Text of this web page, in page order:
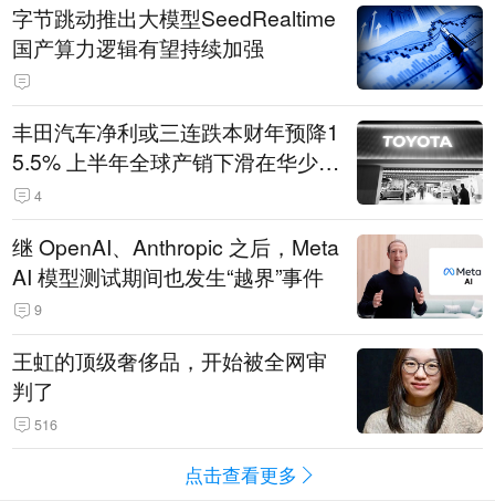
字节跳动推出大模型SeedRealtime
国产算力逻辑有望持续加强
丰田汽车净利或三连跌本财年预降1
5.5% 上半年全球产销下滑在华少卖
14.3万辆
4
继 OpenAI、Anthropic 之后，Meta
AI 模型测试期间也发生“越界”事件
9
王虹的顶级奢侈品，开始被全网审
判了
516
点击查看更多